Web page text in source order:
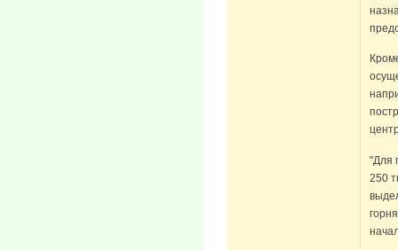
"Для
250